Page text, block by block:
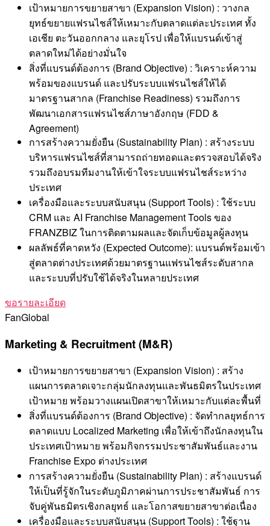
เป้าหมายการขยายสาขา (Expansion Vision) : วางกล
ยุทธ์ขยายแฟรนไชส์ให้เหมาะกับตลาดแต่ละประเทศ ทั้ง
เอเชีย ตะวันออกกลาง และยุโรป เพื่อให้แบรนด์เข้าสู่
ตลาดใหม่ได้อย่างมั่นใจ
สิ่งที่แบรนด์ต้องการ (Brand Objective) : วิเคราะห์ความ
พร้อมของแบรนด์ และปรับระบบแฟรนไชส์ให้ได้
มาตรฐานสากล (Franchise Readiness) รวมถึงการ
พัฒนาเอกสารแฟรนไชส์ภาษาอังกฤษ (FDD &
Agreement)
การสร้างความยั่งยืน (Sustainability Plan) : สร้างระบบ
บริหารแฟรนไชส์ที่สามารถถ่ายทอดและตรวจสอบได้จริง
รวมถึงอบรมทีมงานให้เข้าใจระบบแฟรนไชส์ระหว่าง
ประเทศ
เครื่องมือและระบบสนับสนุน (Support Tools) : ใช้ระบบ
CRM และ AI Franchise Management Tools ของ
FRANZBIZ ในการติดตามผลและจัดเก็บข้อมูลผู้ลงทุน
ผลลัพธ์ที่คาดหวัง (Expected Outcome): แบรนด์พร้อมเข้า
สู่ตลาดต่างประเทศด้วยมาตรฐานแฟรนไชส์ระดับสากล
และระบบที่ปรับใช้ได้จริงในหลายประเทศ
ขอรายละเอียด
FanGlobal
Marketing & Recruitment (M&R)
เป้าหมายการขยายสาขา (Expansion Vision) : สร้าง
แผนการตลาดเจาะกลุ่มนักลงทุนและพันธมิตรในประเทศ
เป้าหมาย พร้อมวางแผนเปิดสาขาให้เหมาะกับแต่ละพื้นที่
สิ่งที่แบรนด์ต้องการ (Brand Objective) : จัดทำกลยุทธ์การ
ตลาดแบบ Localized Marketing เพื่อให้เข้าถึงนักลงทุนใน
ประเทศเป้าหมาย พร้อมกิจกรรมประชาสัมพันธ์และงาน
Franchise Expo ต่างประเทศ
การสร้างความยั่งยืน (Sustainability Plan) : สร้างแบรนด์
ให้เป็นที่รู้จักในระดับภูมิภาคผ่านการประชาสัมพันธ์ การ
จับคู่พันธมิตรเชิงกลยุทธ์ และโอกาสขยายสาขาต่อเนื่อง
เครื่องมือและระบบสนับสนุน (Support Tools) : ใช้ฐาน